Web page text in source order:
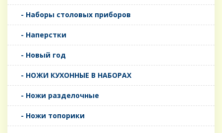
- Наборы столовых приборов
- Наперстки
- Новый год
- НОЖИ КУХОННЫЕ В НАБОРАХ
- Ножи разделочные
- Ножи топорики